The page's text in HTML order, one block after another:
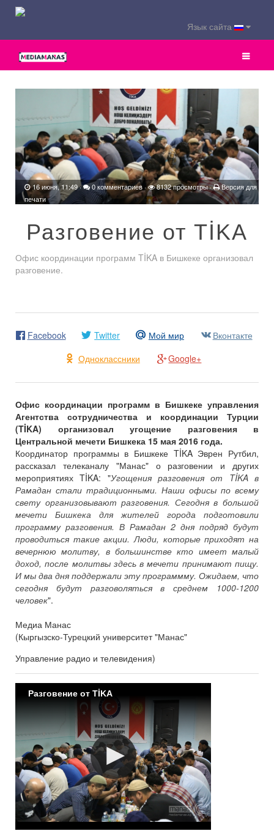
Язык сайта
16 июня, 11:49· 0 комментариев · 8132 просмотры ·
Версия для
печати
Разговение от TİKA
Офис координации программ TİKA в Бишкеке организовал
разговение.
Facebook Twitter Мой мир
Вконтакте
Одноклассники
Google+
Офис координации программ в Бишкеке управления
Агентства сотрудничества и координации Турции
(TİKA) организовал угощение разговения в
Центральной мечети Бишкека 15 мая 2016 года.
Координатор программы в Бишкеке TİKA Эврен Рутбил,
рассказал телеканалу "Манас" о разговении и других
мероприятиях TİKA: "Угощения разговения от TİKA в
Рамадан стали традиционными. Наши офисы по всему
свету организовывают разговения. Сегодня в большой
мечети Бишкека для жителей города подготовили
программу разговения. В Рамадан 2 дня подряд будут
проводиться такие акции. Люди, которые приходят на
вечернюю молитву, в большинстве кто имеет малый
доход, после молитвы здесь в мечети принимают пищу.
И мы два дня поддержали эту программму. Ожидаем, что
сегодня будут разговоляться в среднем 1000-1200
человек".
Медиа Манас
(Кыргызско-Турецкий университет "Манас"
Управление радио и телевидения)
Разговение от TİKA